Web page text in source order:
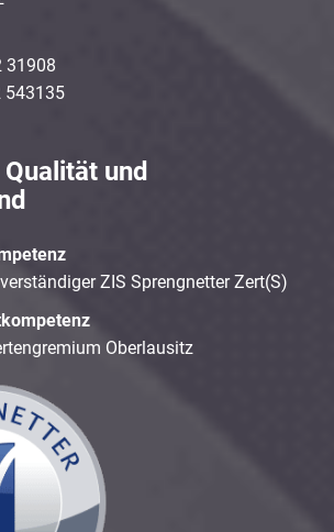
31908
543135
und
ZIS Sprengnetter Zert(S)
Oberlausitz